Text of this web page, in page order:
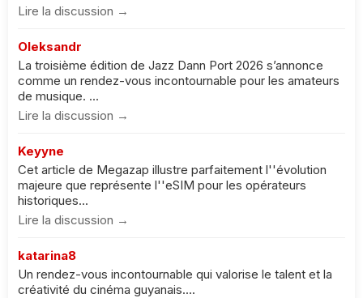
Lire la discussion →
Oleksandr
La troisième édition de Jazz Dann Port 2026 s’annonce
comme un rendez-vous incontournable pour les amateurs
de musique. ...
Lire la discussion →
Keyyne
Cet article de Megazap illustre parfaitement l''évolution
majeure que représente l''eSIM pour les opérateurs
historiques...
Lire la discussion →
katarina8
Un rendez-vous incontournable qui valorise le talent et la
créativité du cinéma guyanais....